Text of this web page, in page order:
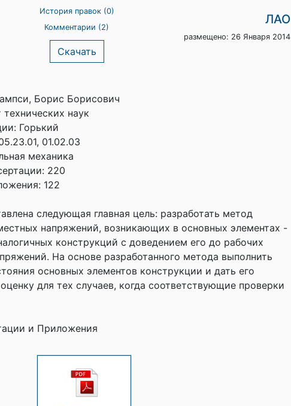
История правок (0)
Комментарии (2)
Скачать
ЛАО
размещено: 26 Января 2014
Борис Борисович
наук
Горький
01.02.03
механика
220
122
следующая главная цель: разработать метод
напряжений, возникающих в основных элементах -
конструкций с доведением его до рабочих
На основе разработанного метода выполнить
основных элементов конструкции и дать его
для тех случаев, когда соответствующие проверки
и Приложения